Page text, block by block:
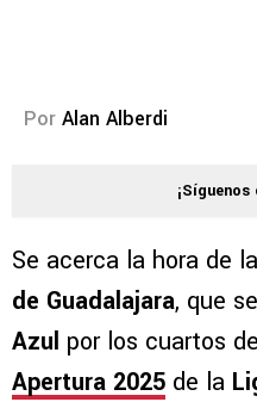
Por Alan Alberdi
Se acerca la hora de
de Guadalajara, que
Azul por los cuartos
Apertura 2025 de la